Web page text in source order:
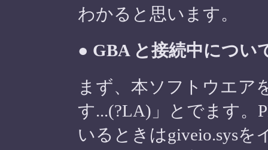
わかると思います。
● GBA と接続中につい
まず、本ソフトウエア
す...(?LA)」とでます。
いるときはgiveio.sys